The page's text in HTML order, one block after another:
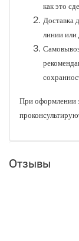
как это
Доставка
линии
При оформлении
Отзывы